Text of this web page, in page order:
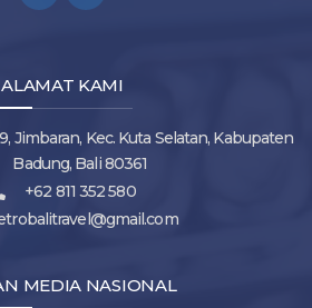
ALAMAT KAMI
Jimbaran, Kec. Kuta Selatan, Kabupaten
Badung, Bali 80361
+62 811 352 580
MEDIA NASIONAL